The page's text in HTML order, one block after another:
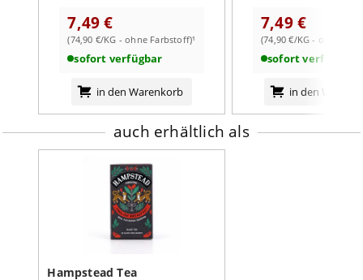
Einen Teelöffel Blätter je Tasse. Mit frisch gekochtem
Wasser aufgiessen und bis zu 3 Minuten ziehen lassen.
weiterlesen auf der Markenseite von Hampstead Tea
7,49 €
(74,90 €/KG - ohne Farbstoff)¹
sofort verfügbar
in den Warenkorb
7,49 €
(74,90 €/KG - ohne
sofort verfügbar
in den
auch erhältlich als
Hampstead Tea